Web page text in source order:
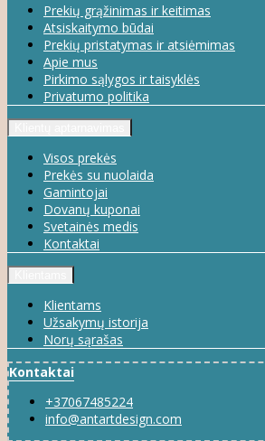
Prekių grąžinimas ir keitimas
Atsiskaitymo būdai
Prekių pristatymas ir atsiėmimas
Apie mus
Pirkimo sąlygos ir taisyklės
Privatumo politika
Visos prekės
Prekės su nuolaida
Gamintojai
Dovanų kuponai
Svetainės medis
Kontaktai
Klientams
Užsakymų istorija
Norų sąrašas
Kontaktai
+37067485224
info@antartdesign.com